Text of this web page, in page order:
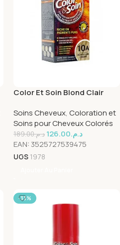
Color Et Soin Blond Clair
Soins Cheveux, Coloration et
Soins pour Cheveux Colorés
د.م.189.00 د.م.126.00
EAN: 3525727539475
UGS 1978
-33%